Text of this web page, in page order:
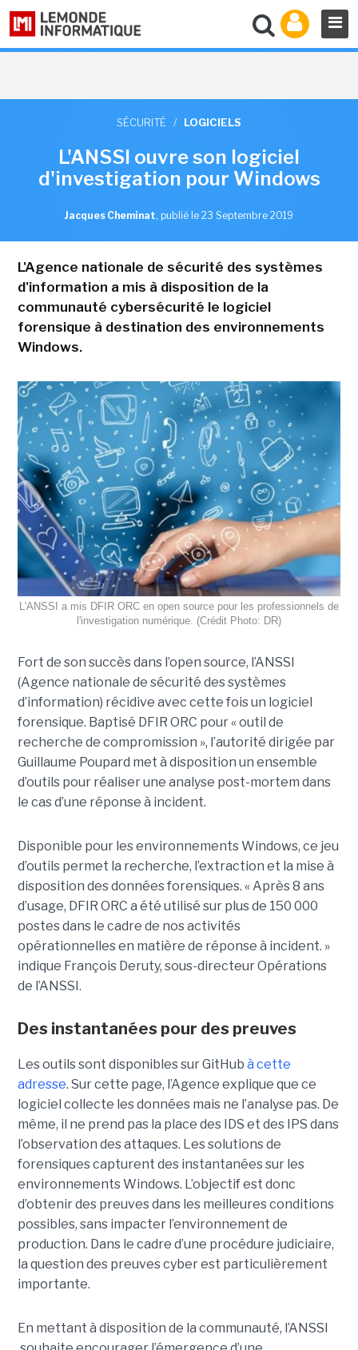
SÉCURITÉ / LOGICIELS
L'ANSSI ouvre son logiciel
d'investigation pour Windows
Jacques Cheminat, publié le 23 Septembre 2019
L'Agence nationale de sécurité des systèmes
d'information a mis à disposition de la
communauté cybersécurité le logiciel
forensique à destination des environnements
Windows.
L'ANSSI a mis DFIR ORC en open source pour les professionnels de
l'investigation numérique. (Crédit Photo: DR)
Fort de son succès dans l’open source, l’ANSSI
(Agence nationale de sécurité des systèmes
d’information) récidive avec cette fois un logiciel
forensique. Baptisé DFIR ORC pour « outil de
recherche de compromission », l’autorité dirigée par
Guillaume Poupard met à disposition un ensemble
d’outils pour réaliser une analyse post-mortem dans
le cas d’une réponse à incident.
Disponible pour les environnements Windows, ce jeu
d’outils permet la recherche, l’extraction et la mise à
disposition des données forensiques. « Après 8 ans
d’usage, DFIR ORC a été utilisé sur plus de 150 000
postes dans le cadre de nos activités
opérationnelles en matière de réponse à incident. »
indique François Deruty, sous-directeur Opérations
de l’ANSSI.
Des instantanées pour des preuves
Les outils sont disponibles sur GitHub à cette
adresse. Sur cette page, l’Agence explique que ce
logiciel collecte les données mais ne l’analyse pas. De
même, il ne prend pas la place des IDS et des IPS dans
l’observation des attaques. Les solutions de
forensiques capturent des instantanées sur les
environnements Windows. L’objectif est donc
d’obtenir des preuves dans les meilleures conditions
possibles, sans impacter l’environnement de
production. Dans le cadre d’une procédure judiciaire,
la question des preuves cyber est particulièrement
importante.
En mettant à disposition de la communauté, l’ANSSI